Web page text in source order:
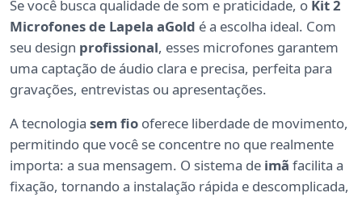
Se você busca qualidade de som e praticidade, o Kit 2
Microfones de Lapela aGold é a escolha ideal. Com
seu design profissional, esses microfones garantem
uma captação de áudio clara e precisa, perfeita para
gravações, entrevistas ou apresentações.
A tecnologia sem fio oferece liberdade de movimento,
permitindo que você se concentre no que realmente
importa: a sua mensagem. O sistema de imã facilita a
fixação, tornando a instalação rápida e descomplicada,